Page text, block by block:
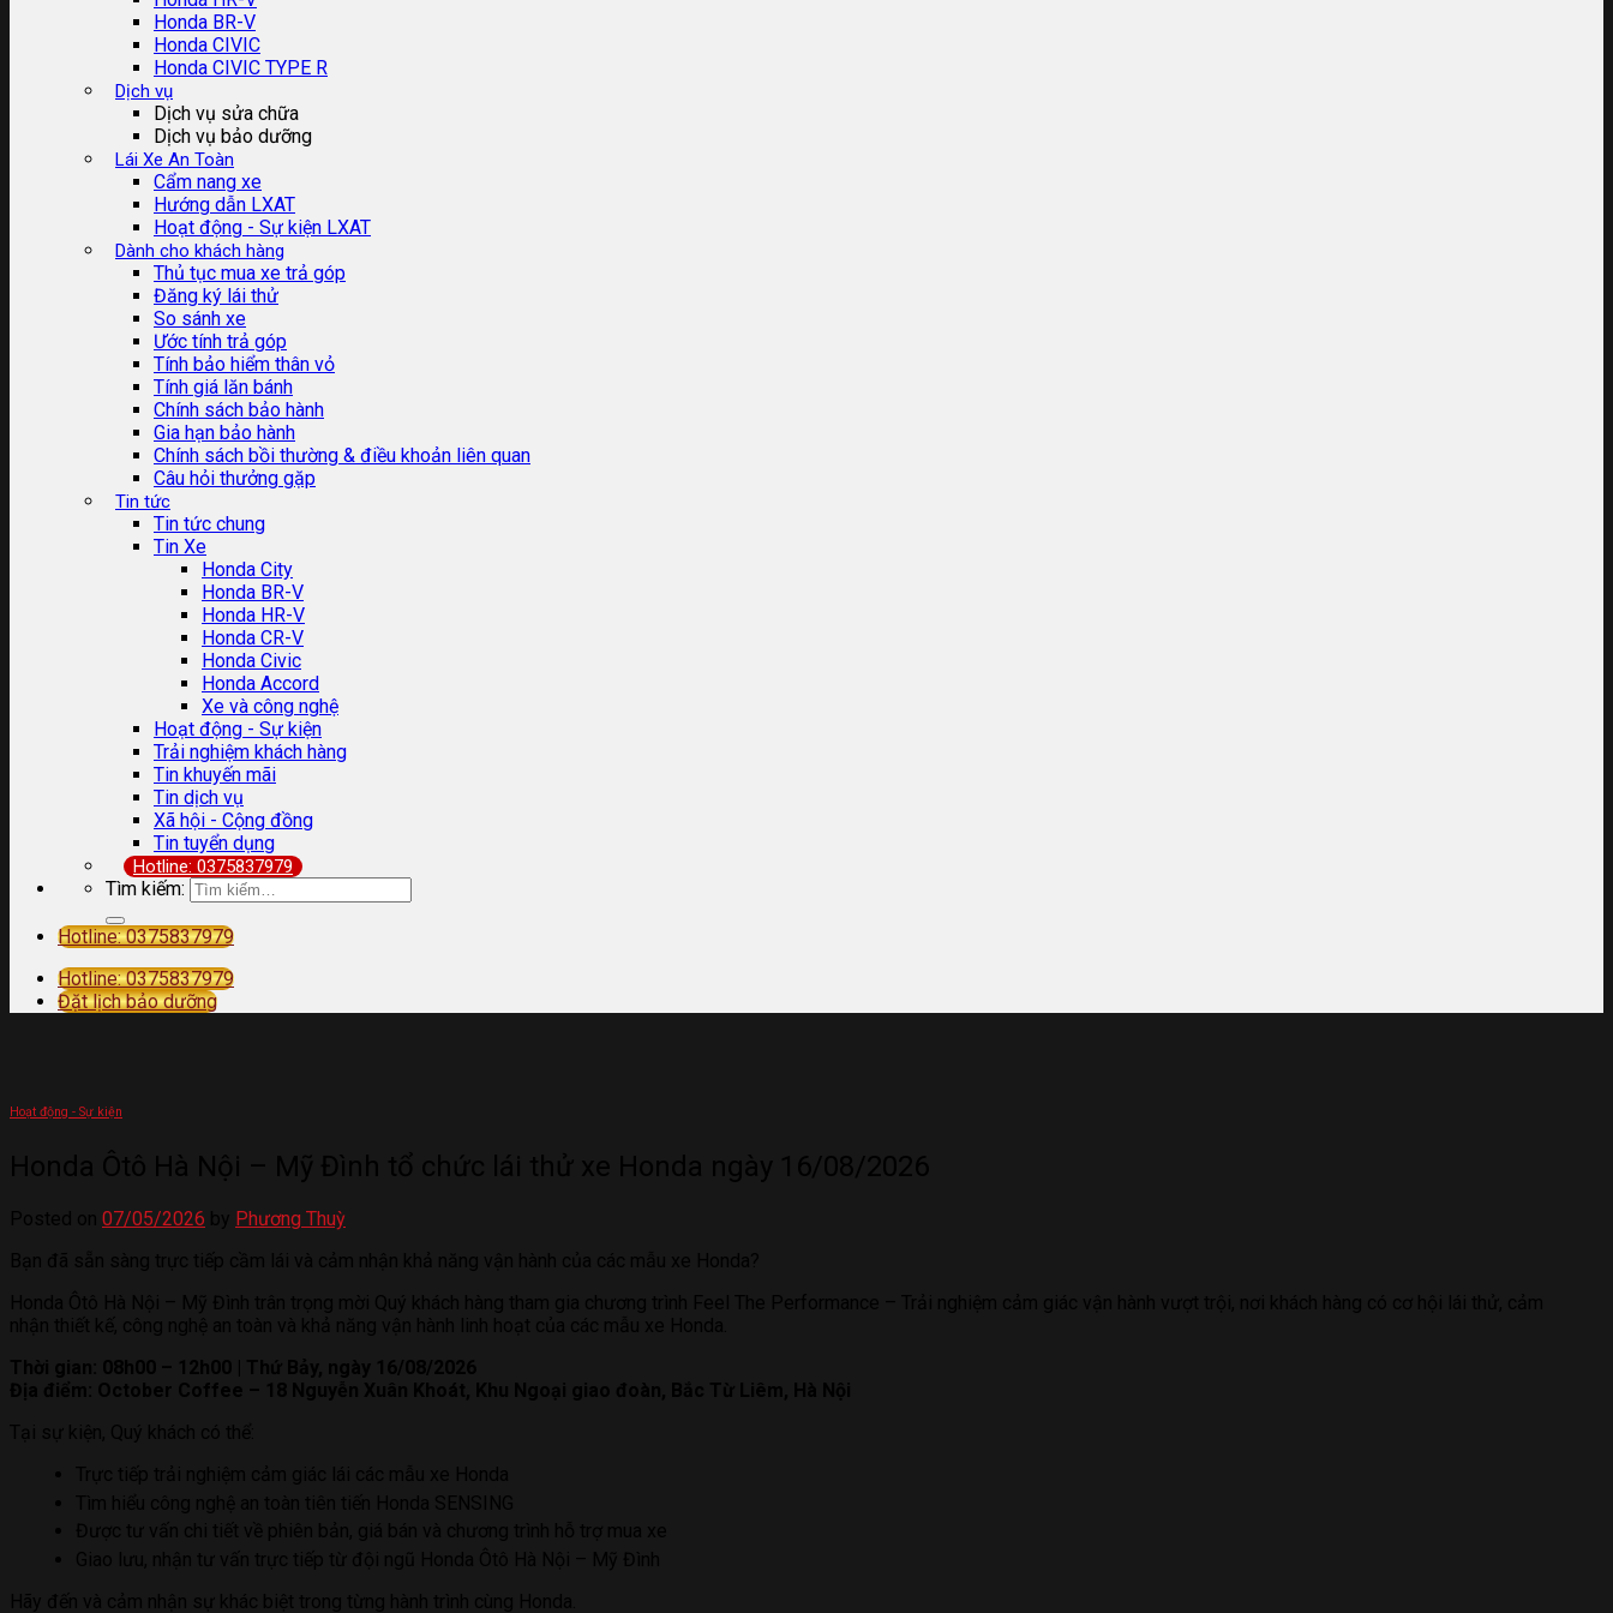
Honda BR-V
Honda CIVIC
Honda CIVIC TYPE R
Dịch vụ
Dịch vụ sửa chữa
Dịch vụ bảo dưỡng
Lái Xe An Toàn
Cẩm nang xe
Hướng dẫn LXAT
Hoạt động - Sự kiện LXAT
Dành cho khách hàng
Thủ tục mua xe trả góp
Đăng ký lái thử
So sánh xe
Ước tính trả góp
Tính bảo hiểm thân vỏ
Tính giá lăn bánh
Chính sách bảo hành
Gia hạn bảo hành
Chính sách bồi thường & điều khoản liên quan
Câu hỏi thưởng gặp
Tin tức
Tin tức chung
Tin Xe
Honda City
Honda BR-V
Honda HR-V
Honda CR-V
Honda Civic
Honda Accord
Xe và công nghệ
Hoạt động - Sự kiện
Trải nghiệm khách hàng
Tin khuyến mãi
Tin dịch vụ
Xã hội - Cộng đồng
Tin tuyển dụng
Hotline: 0375837979
Tìm kiếm:
Hotline: 0375837979
Hotline: 0375837979
Đặt lịch bảo dưỡng
Hoạt động - Sự kiện
07/05/2026
Phương Thuỳ